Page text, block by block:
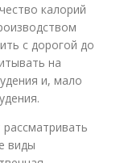
калорий
с дорогой до
на
и, мало
рассматривать
виды